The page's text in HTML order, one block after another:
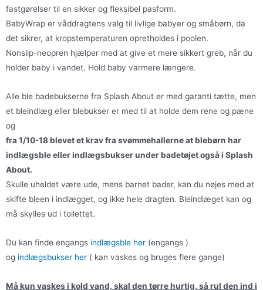
fastgørelser til en sikker og fleksibel pasform.
BabyWrap er våddragtens valg til livlige babyer og småbørn, da
det sikrer, at kropstemperaturen opretholdes i poolen.
Nonslip-neopren hjælper med at give et mere sikkert greb, når du
holder baby i vandet. Hold baby varmere længere.
Alle ble badebukserne fra Splash About er med garanti tætte, men
et bleindlæg eller blebukser er med til at holde dem rene og pæne
og
fra 1/10-18 blevet et krav fra svømmehallerne at blebørn har
indlægsble eller indlægsbukser under badetøjet også i Splash
About.
Skulle uheldet være ude, mens barnet bader, kan du nøjes med at
skifte bleen i indlægget, og ikke hele dragten. Bleindlæget kan og
må skylles ud i toilettet.
Du kan finde engangs indlægsble her (engangs )
og indlægsbukser her ( kan vaskes og bruges flere gange)
Må kun vaskes i kold vand, skal den tørre hurtig, så rul den ind i